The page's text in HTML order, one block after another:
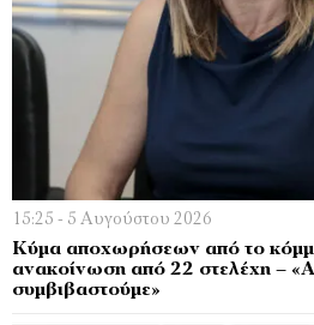
15:25 - 5 Αυγούστου 2026
Kύμα αποχωρήσεων από το
ανακοίνωση από 22 στελέχη –
συμβιβαστούμε»